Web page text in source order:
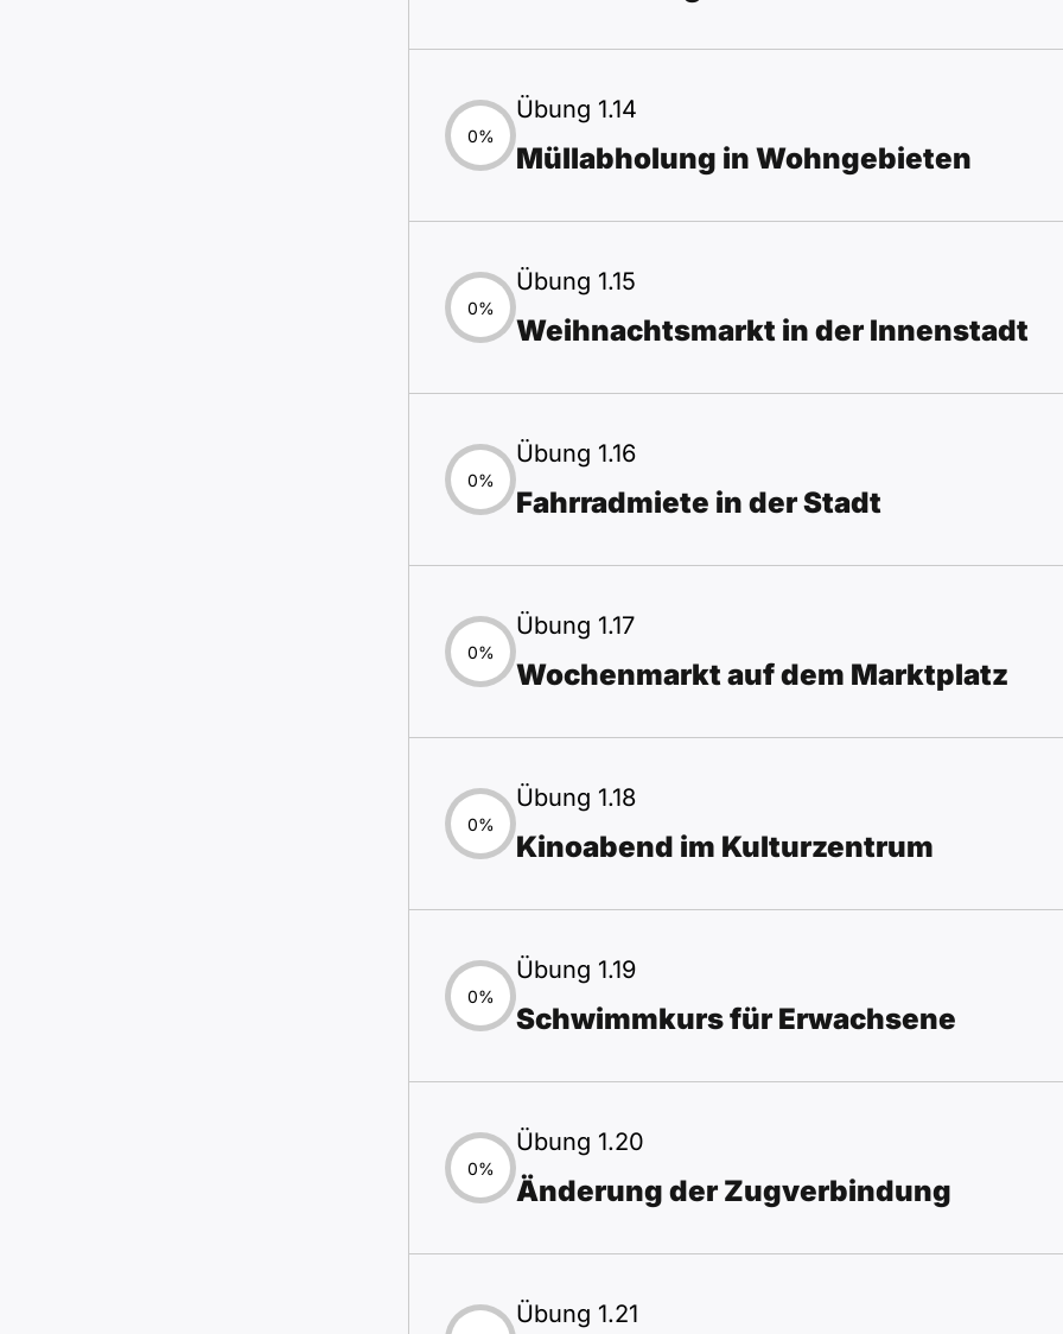
0%
Übung 1.14
Müllabholung in Wohngebieten
0%
Übung 1.15
Weihnachtsmarkt in der Innenstadt
0%
Übung 1.16
Fahrradmiete in der Stadt
0%
Übung 1.17
Wochenmarkt auf dem Marktplatz
0%
Übung 1.18
Kinoabend im Kulturzentrum
0%
Übung 1.19
Schwimmkurs für Erwachsene
0%
Übung 1.20
Änderung der Zugverbindung
Übung 1.21